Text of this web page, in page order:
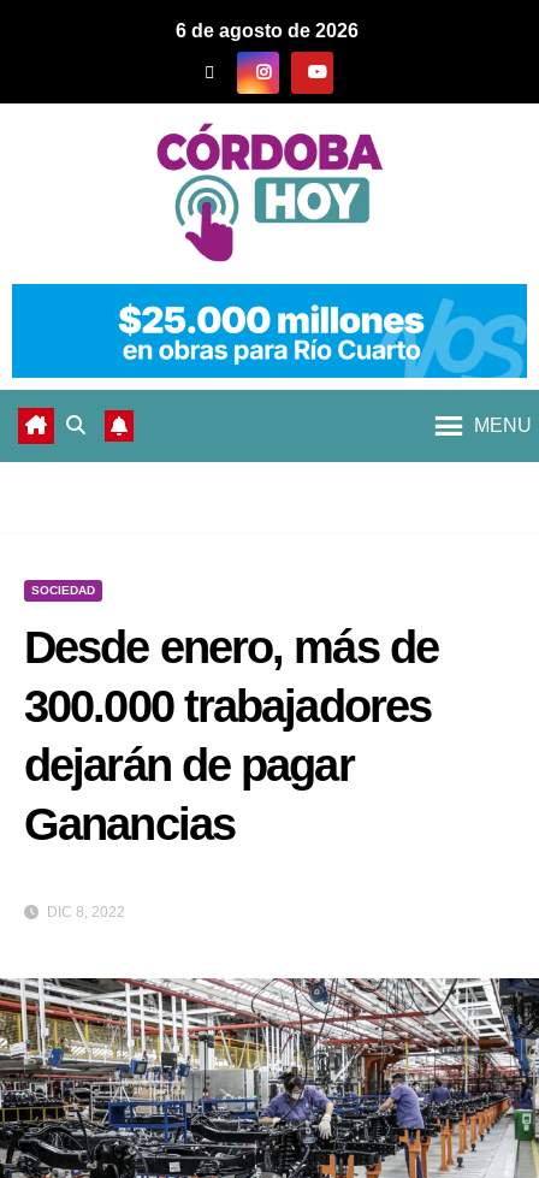
6 de agosto de 2026
MENU
SOCIEDAD
Desde enero, más de
300.000 trabajadores
dejarán de pagar
Ganancias
DIC 8, 2022